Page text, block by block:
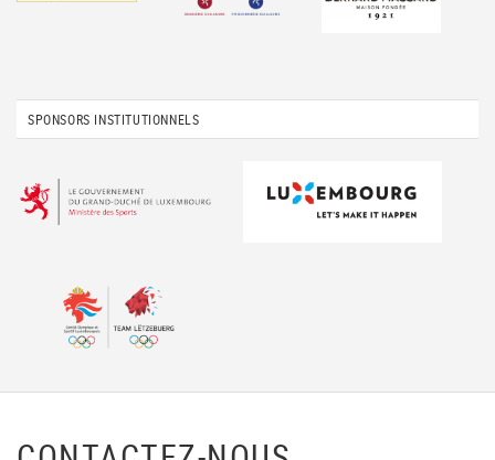
SPONSORS INSTITUTIONNELS